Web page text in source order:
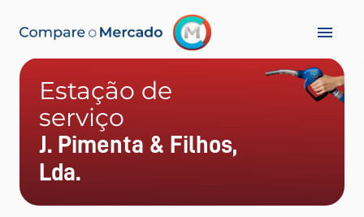
Estação de
serviço
J. Pimenta & Filhos,
Lda.